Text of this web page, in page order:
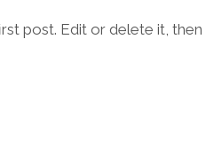
post. Edit or delete it,